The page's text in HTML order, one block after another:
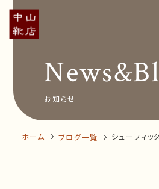
Concept コ
Insole オーダ
News&Blog
Company 会
お知らせ
ホーム ブログ一覧 シューフィ